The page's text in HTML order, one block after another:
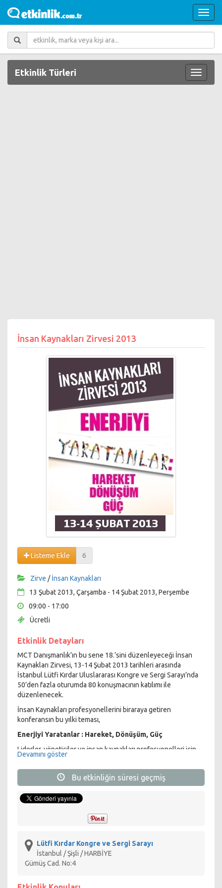
Etkinlik Türleri
İnsan Kaynakları Zirvesi 2013
Listeme Ekle 6
Zirve /İnsan Kaynakları
13 Şubat 2013, Çarşamba - 14 Şubat 2013, Perşembe
09:00 - 17:00
Ücretli
Etkinlik Detayları
MCT Danışmanlık’ın bu sene 18.’sini düzenleyeceği İnsan
Kaynakları Zirvesi, 13-14 Şubat 2013 tarihleri arasında
İstanbul Lütfi Kırdar Uluslararası Kongre ve Sergi Sarayı’nda
50’den fazla oturumda 80 konuşmacının katılımı ile
düzenlenecek.
İnsan Kaynakları profesyonellerini biraraya getiren
konferansın bu yılki teması,
Enerjiyi Yaratanlar : Hareket, Dönüşüm, Güç
Liderler, yöneticiler ve insan kaynakları profesyonelleri için
enerjiyi yaratmak ve yaymak, performansa çıkan yolu tarif
ediyor. Enerji, kimi zaman sektörde değişen regülasyon,
rekabet ve pazar dinamikleri ile dışarıdan, kimi zaman da
çalışanlarının sesi ile içeriden yaratılıyor ve yayılıyor.
Bu kapsamda Zirve’de tartışılacak konular;
Performans Enerjisi Nasıl Yaratılır?
Liderler, Organizasyondaki Enerjiyi Nasıl Tetikler?
İnsan Kaynakları Profesyonelleri Performansa Dönüşen
Enerjiyi Nasıl Yönetir?
Devamını göster
Bu etkinliğin süresi geçmiş
Lütfi Kırdar Kongre ve Sergi Sarayı
İstanbul / Şişli / HARBİYE
Gümüş Cad. No:4